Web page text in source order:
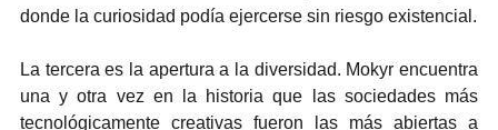
donde la curiosidad podía ejercerse sin riesgo existencial.
La tercera es la apertura a la diversidad. Mokyr encuentra
una y otra vez en la historia que las sociedades más
tecnológicamente creativas fueron las más abiertas a